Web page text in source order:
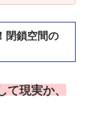
閉鎖空間の
現実か、